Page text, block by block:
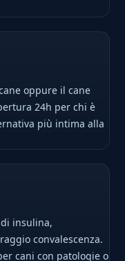
oppure il cane
24h per chi è
più intima alla
insulina,
convalescenza.
cani con patologie o